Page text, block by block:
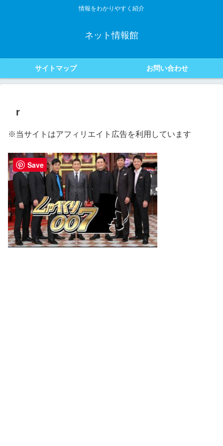
情報をわかりやすく紹介
ネット情報館
サイトマップ お問い合わせ
r
※当サイトはアフィリエイト広告を利用しています
Save